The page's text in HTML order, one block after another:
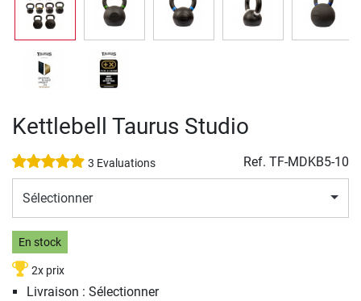
Kettlebell Taurus Studio
3 Evaluations Ref. TF-MDKB5-10
Sélectionner
En stock
2x prix
Livraison : Sélectionner